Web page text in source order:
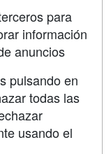
para
información
anuncios
pulsando en
todas las
usando el